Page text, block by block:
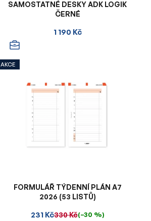
SAMOSTATNÉ DESKY ADK LOGIK
ČERNÉ
1 190 Kč
AKCE
FORMULÁŘ TÝDENNÍ PLÁN A7
2026 (53 LISTŮ)
231 Kč330 Kč(–30 %)